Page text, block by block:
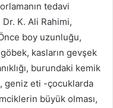
tedavi
K. Ali Rahimi,
boy uzunluğu,
kasların gevşek
burundaki kemik
geniz eti -çocuklarda
büyük olması,